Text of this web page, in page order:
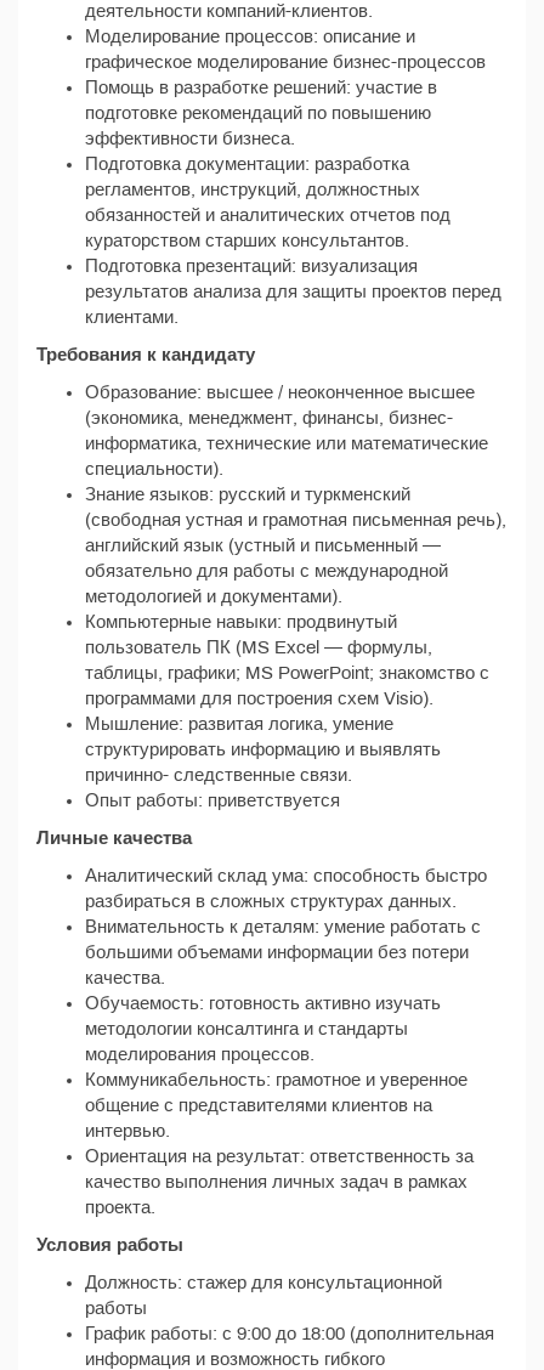
деятельности компаний-клиентов.
Моделирование процессов: описание и
графическое моделирование бизнес-процессов
Помощь в разработке решений: участие в
подготовке рекомендаций по повышению
эффективности бизнеса.
Подготовка документации: разработка
регламентов, инструкций, должностных
обязанностей и аналитических отчетов под
кураторством старших консультантов.
Подготовка презентаций: визуализация
результатов анализа для защиты проектов перед
клиентами.
Требования к кандидату
Образование: высшее / неоконченное высшее
(экономика, менеджмент, финансы, бизнес-
информатика, технические или математические
специальности).
Знание языков: русский и туркменский
(свободная устная и грамотная письменная речь),
английский язык (устный и письменный —
обязательно для работы с международной
методологией и документами).
Компьютерные навыки: продвинутый
пользователь ПК (MS Excel — формулы,
таблицы, графики; MS PowerPoint; знакомство с
программами для построения схем Visio).
Мышление: развитая логика, умение
структурировать информацию и выявлять
причинно- следственные связи.
Опыт работы: приветствуется
Личные качества
Аналитический склад ума: способность быстро
разбираться в сложных структурах данных.
Внимательность к деталям: умение работать с
большими объемами информации без потери
качества.
Обучаемость: готовность активно изучать
методологии консалтинга и стандарты
моделирования процессов.
Коммуникабельность: грамотное и уверенное
общение с представителями клиентов на
интервью.
Ориентация на результат: ответственность за
качество выполнения личных задач в рамках
проекта.
Условия работы
Должность: стажер для консультационной
работы
График работы: с 9:00 до 18:00 (дополнительная
информация и возможность гибкого